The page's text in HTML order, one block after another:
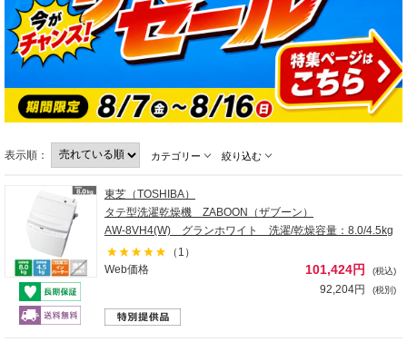
表示順： カテゴリー 絞り込む
東芝（TOSHIBA）
タテ型洗濯乾燥機 ZABOON（ザブーン）
AW-8VH4(W) グランホワイト 洗濯/乾燥容量：8.0/4.5kg
（1）
Web価格
101,424円 (税込)
92,204円 (税別)